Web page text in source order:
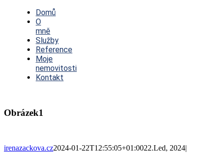
NavigationDomů
O
mně
Služby
Reference
Moje
nemovitosti
Kontakt
Obrázek1
irenazackova.cz2024-01-22T12:55:05+01:0022.Led, 2024|